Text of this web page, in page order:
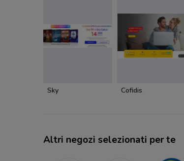
Sky Cofidis
Altri negozi selezionati per te